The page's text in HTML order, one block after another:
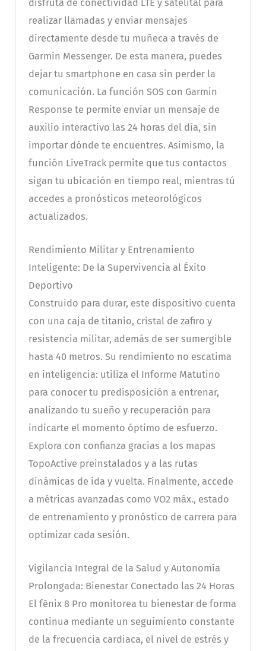
disfruta de conectividad LTE y satelital para
realizar llamadas y enviar mensajes
directamente desde tu muñeca a través de
Garmin Messenger. De esta manera, puedes
dejar tu smartphone en casa sin perder la
comunicación. La función SOS con Garmin
Response te permite enviar un mensaje de
auxilio interactivo las 24 horas del día, sin
importar dónde te encuentres. Asimismo, la
función LiveTrack permite que tus contactos
sigan tu ubicación en tiempo real, mientras tú
accedes a pronósticos meteorológicos
actualizados.
Rendimiento Militar y Entrenamiento
Inteligente: De la Supervivencia al Éxito
Deportivo
Construido para durar, este dispositivo cuenta
con una caja de titanio, cristal de zafiro y
resistencia militar, además de ser sumergible
hasta 40 metros. Su rendimiento no escatima
en inteligencia: utiliza el Informe Matutino
para conocer tu predisposición a entrenar,
analizando tu sueño y recuperación para
indicarte el momento óptimo de esfuerzo.
Explora con confianza gracias a los mapas
TopoActive preinstalados y a las rutas
dinámicas de ida y vuelta. Finalmente, accede
a métricas avanzadas como VO2 máx., estado
de entrenamiento y pronóstico de carrera para
optimizar cada sesión.
Vigilancia Integral de la Salud y Autonomía
Prolongada: Bienestar Conectado las 24 Horas
El fēnix 8 Pro monitorea tu bienestar de forma
continua mediante un seguimiento constante
de la frecuencia cardiaca, el nivel de estrés y